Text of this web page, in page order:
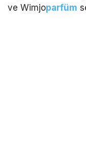
ve Wimjoparfüm